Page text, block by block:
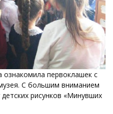
первоклашек с
С большим вниманием
рисунков «Минувших